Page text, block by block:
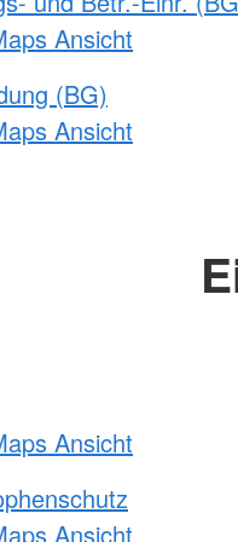
Ansicht
(BG)
Ansicht
Ansicht
Ansicht